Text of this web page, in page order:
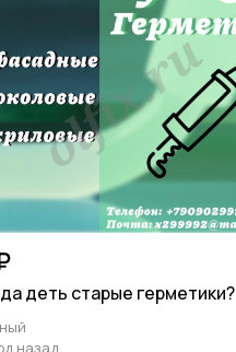
деть старые герметики?
назад